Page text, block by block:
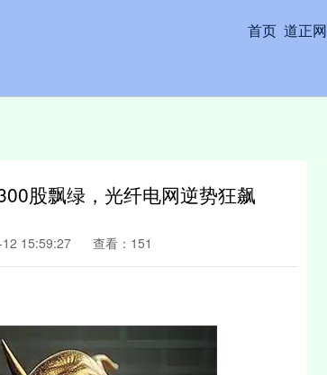
首页 道正网
股飘绿，光纤电网逆势狂飙
15:59:27 查看：151